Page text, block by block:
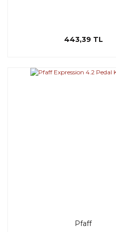
443,39 TL
Pfaff